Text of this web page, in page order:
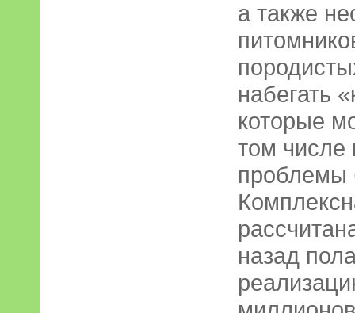
а также
набегать
которые
том числе
проблемы
назад